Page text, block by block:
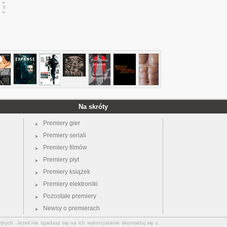
Na skróty
Premiery gier
Premiery seriali
Premiery filmów
Premiery płyt
Premiery książek
Premiery elektroniki
Pozostałe premiery
Newsy o premierach
Jeżeli nie zgadasz się na ich wykorzystanie skontaktuj się z